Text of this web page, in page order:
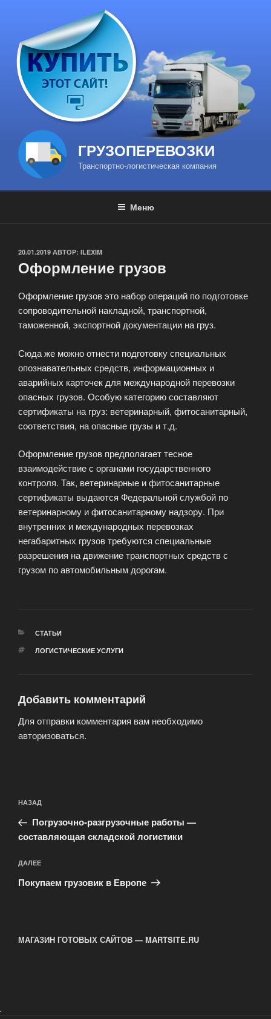
содержимому
ГРУЗОПЕРЕВОЗКИ
Транспортно-логистическая компания
Меню
ОПУБЛИКОВАНО
20.01.2019 АВТОР: ILEXIM
Оформление грузов
Оформление грузов это набор операций по подготовке
сопроводительной накладной, транспортной,
таможенной, экспортной документации на груз.
Сюда же можно отнести подготовку специальных
опознавательных средств, информационных и
аварийных карточек для международной перевозки
опасных грузов. Особую категорию составляют
сертификаты на груз: ветеринарный, фитосанитарный,
соответствия, на опасные грузы и т.д.
Оформление грузов предполагает тесное
взаимодействие с органами государственного
контроля. Так, ветеринарные и фитосанитарные
сертификаты выдаются Федеральной службой по
ветеринарному и фитосанитарному надзору. При
внутренних и международных перевозках
негабаритных грузов требуются специальные
разрешения на движение транспортных средств с
грузом по автомобильным дорогам.
РУБРИКИ
СТАТЬИ
МЕТКИ
ЛОГИСТИЧЕСКИЕ УСЛУГИ
Добавить комментарий
Для отправки комментария вам необходимо
авторизоваться.
по
записям
Предыдущая
запись:
НАЗАД
Погрузочно-разгрузочные работы —
составляющая складской логистики
Следующая
запись
ДАЛЕЕ
Покупаем грузовик в Европе
МАГАЗИН ГОТОВЫХ САЙТОВ — MARTSITE.RU
.